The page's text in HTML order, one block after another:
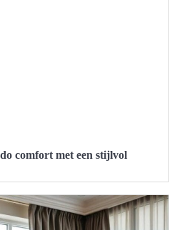
comfort met een stijlvol